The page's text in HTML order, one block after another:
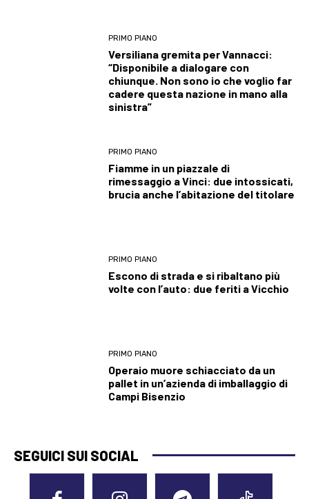
PRIMO PIANO
Versiliana gremita per Vannacci:
“Disponibile a dialogare con
chiunque. Non sono io che voglio far
cadere questa nazione in mano alla
sinistra”
PRIMO PIANO
Fiamme in un piazzale di
rimessaggio a Vinci: due intossicati,
brucia anche l’abitazione del titolare
PRIMO PIANO
Escono di strada e si ribaltano più
volte con l’auto: due feriti a Vicchio
PRIMO PIANO
Operaio muore schiacciato da un
pallet in un’azienda di imballaggio di
Campi Bisenzio
SEGUICI SUI SOCIAL